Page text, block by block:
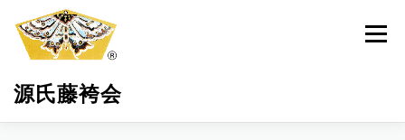
源氏藤袴会
メニュ